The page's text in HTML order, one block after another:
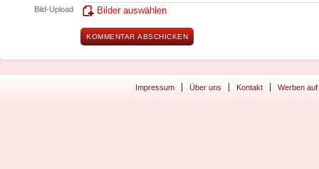
Bild-Upload Bilder auswählen
Impressum Über uns Kontakt Werben